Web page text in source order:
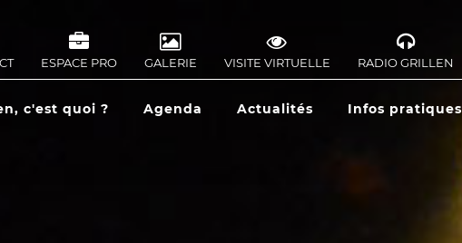
ESPACE PRO GALERIE VISITE VIRTUELLE RADIO GRILLEN
c'est quoi ? Agenda Actualités Infos pratiques